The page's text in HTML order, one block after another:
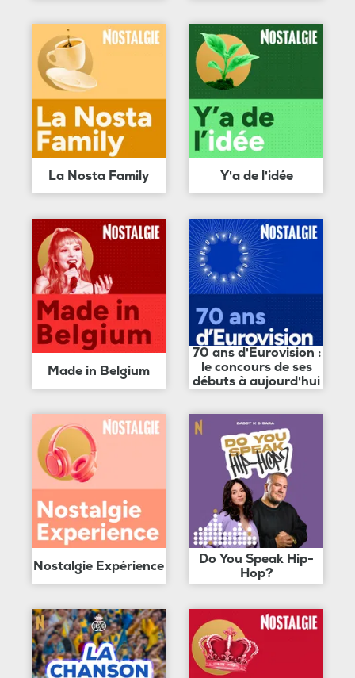
La Nosta Family Y'a de l'idée
Made in Belgium
70 ans d'Eurovision :
le concours de ses
débuts à aujourd'hui
Nostalgie Expérience
Do You Speak Hip-
Hop?